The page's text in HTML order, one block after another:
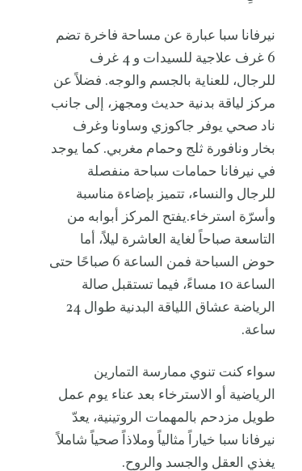
نيرفانا سبا عبارة عن مساحة فاخرة تضم
6 غرف علاجية للسيدات و 4 غرف
للرجال، للعناية بالجسم والوجه. فضلاً عن
مركز لياقة بدنية حديث ومجهز، إلى جانب
ناد صحي يوفر جاكوزي وساونا وغرف
بخار ونافورة ثلج وحمام مغربي. كما يوجد
في نيرفانا حمامات سباحة منفصلة
للرجال والنساء، تتميز بإضاءة مناسبة
وأسرّة استرخاء.يفتح المركز أبوابه من
التاسعة صباحاً لغاية العاشرة ليلاً، أما
حوض السباحة فمن الساعة 6 صباحًا حتى
الساعة 10 مساءً، فيما تستقبل صالة
الرياضة عشاق اللياقة البدنية طوال 24
ساعة.
سواء كنت تنوي ممارسة التمارين
الرياضية أو الاسترخاء بعد عناء يوم عمل
طويل مزدحم بالمهمات الروتينية، يعدّ
نيرفانا سبا خياراً مثالياً وملاذاً صحياً شاملاً
يغذي العقل والجسد والروح.